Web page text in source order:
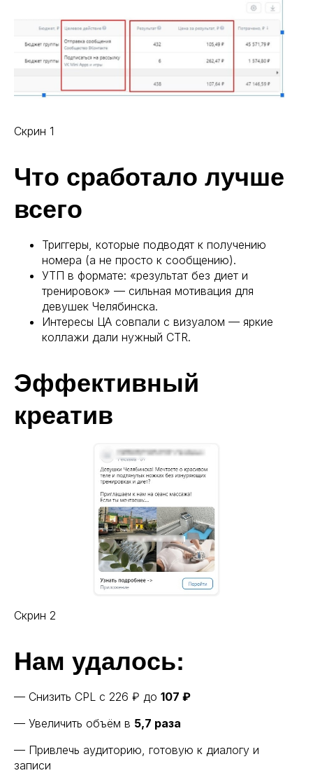
Скрин 1
Что сработало лучше
всего
Триггеры, которые подводят к получению
номера (а не просто к сообщению).
УТП в формате: «результат без диет и
тренировок» — сильная мотивация для
девушек Челябинска.
Интересы ЦА совпали с визуалом — яркие
коллажи дали нужный CTR.
Эффективный
креатив
Скрин 2
Нам удалось:
— Снизить CPL с 226 ₽ до 107 ₽
— Увеличить объём в 5,7 раза
— Привлечь аудиторию, готовую к диалогу и
записи
Эффективная ВК
реклама, чат-боты,
Контакты:
+7 (906) 747-41-90
Я Роман.
Подскажу по форматам,